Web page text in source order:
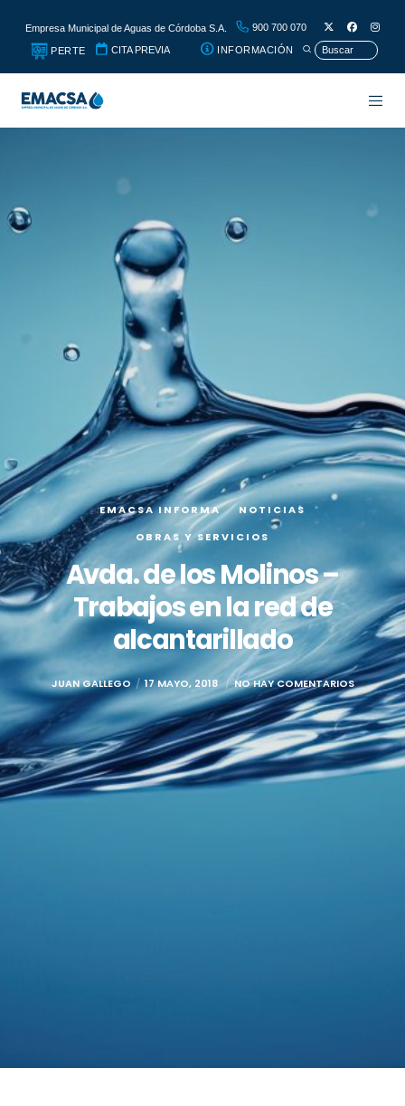
Empresa Municipal de Aguas de Córdoba S.A. 900 700 070
PERTE CITA PREVIA INFORMACIÓN
EMACSA INFORMA
NOTICIAS
OBRAS Y SERVICIOS
Avda. de los Molinos –
Trabajos en la red de
alcantarillado
JUAN GALLEGO 17 MAYO, 2018 NO HAY COMENTARIOS